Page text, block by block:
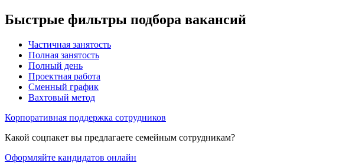
Быстрые фильтры подбора вакансий
Частичная занятость
Полная занятость
Полный день
Проектная работа
Сменный график
Вахтовый метод
Корпоративная поддержка сотрудников
Какой соцпакет вы предлагаете семейным сотрудникам?
Оформляйте кандидатов онлайн